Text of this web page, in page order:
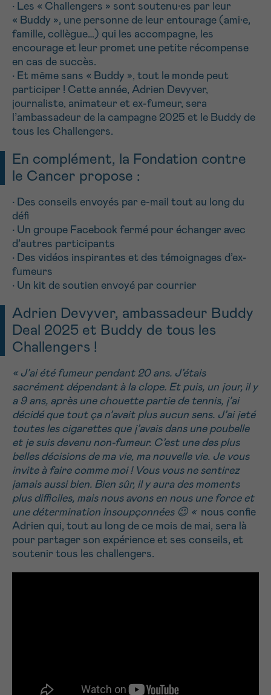
• Les « Challengers » sont soutenu·es par leur
« Buddy », une personne de leur entourage (ami·e,
famille, collègue…) qui les accompagne, les
encourage et leur promet une petite récompense
en cas de succès.
• Et même sans « Buddy », tout le monde peut
participer ! Cette année, Adrien Devyver,
journaliste, animateur et ex-fumeur, sera
l’ambassadeur de la campagne 2025 et le Buddy de
tous les Challengers.
En complément, la Fondation contre
le Cancer propose :
• Des conseils envoyés par e-mail tout au long du
défi
• Un groupe Facebook fermé pour échanger avec
d’autres participants
• Des vidéos inspirantes et des témoignages d’ex-
fumeurs
• Un kit de soutien envoyé par courrier
Adrien Devyver, ambassadeur Buddy
Deal 2025 et Buddy de tous les
Challengers !
« J’ai été fumeur pendant 20 ans. J’étais
sacrément dépendant à la clope. Et puis, un jour, il y
a 9 ans, après une chouette partie de tennis, j’ai
décidé que tout ça n’avait plus aucun sens. J’ai jeté
toutes les cigarettes que j’avais dans une poubelle
et je suis devenu non-fumeur. C’est une des plus
belles décisions de ma vie, ma nouvelle vie. Je vous
invite à faire comme moi ! Vous vous ne sentirez
jamais aussi bien. Bien sûr, il y aura des moments
plus difficiles, mais nous avons en nous une force et
une détermination insoupçonnées 😉 « nous confie
Adrien qui, tout au long de ce mois de mai, sera là
pour partager son expérience et ses conseils, et
soutenir tous les challengers.